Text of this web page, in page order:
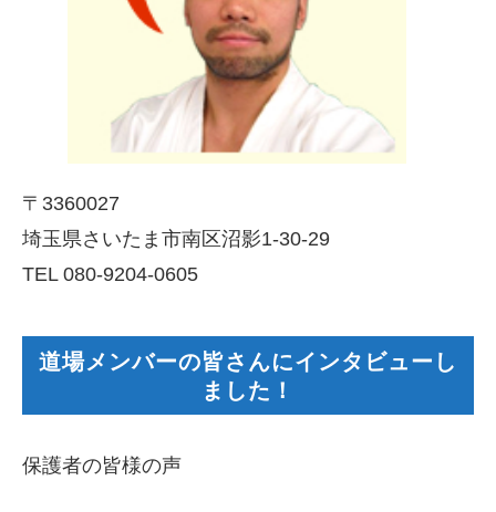
〒3360027
埼玉県さいたま市南区沼影1-30-29
TEL 080-9204-0605
道場メンバーの皆さんにインタビューし
ました！
保護者の皆様の声